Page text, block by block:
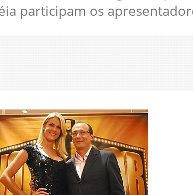
participam os